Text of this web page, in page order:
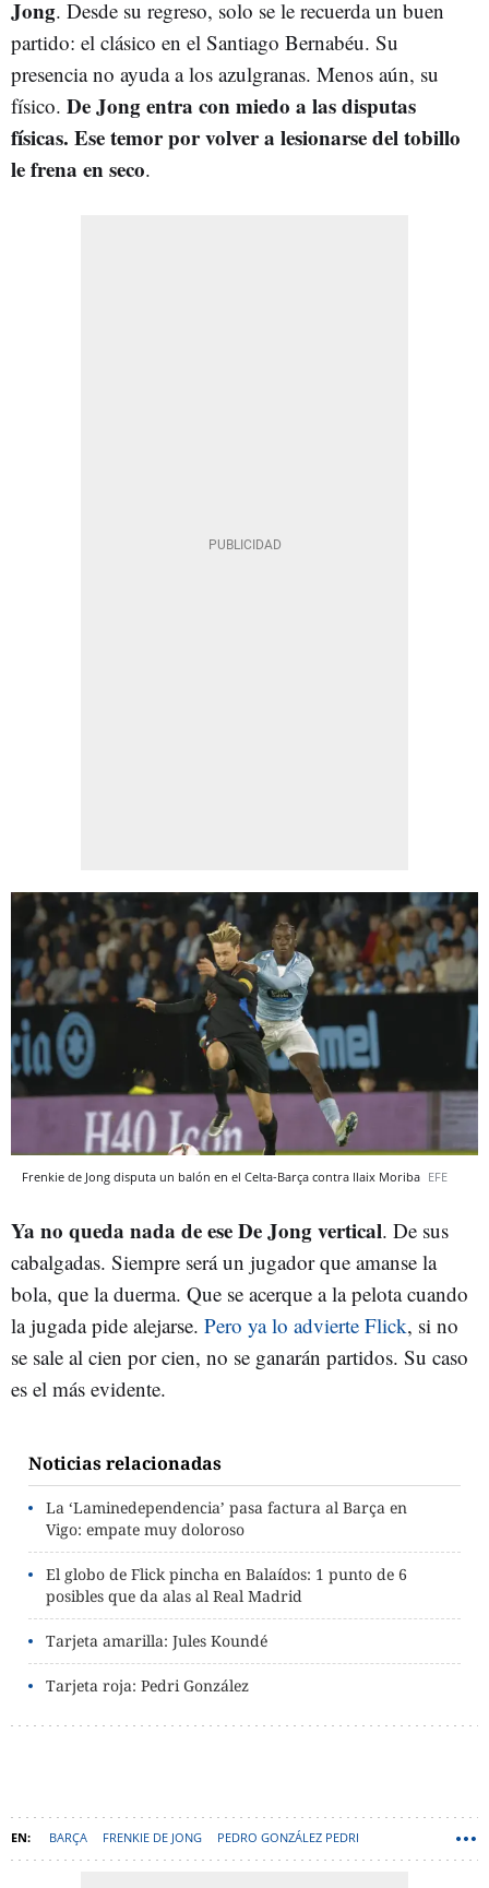
Jong. Desde su regreso, solo se le recuerda un buen
partido: el clásico en el Santiago Bernabéu. Su
presencia no ayuda a los azulgranas. Menos aún, su
físico. De Jong entra con miedo a las disputas
físicas. Ese temor por volver a lesionarse del tobillo
le frena en seco.
Frenkie de Jong disputa un balón en el Celta-Barça contra Ilaix Moriba EFE
Ya no queda nada de ese De Jong vertical. De sus
cabalgadas. Siempre será un jugador que amanse la
bola, que la duerma. Que se acerque a la pelota cuando
la jugada pide alejarse. Pero ya lo advierte Flick, si no
se sale al cien por cien, no se ganarán partidos. Su caso
es el más evidente.
Noticias relacionadas
La ‘Laminedependencia’ pasa factura al Barça en
Vigo: empate muy doloroso
El globo de Flick pincha en Balaídos: 1 punto de 6
posibles que da alas al Real Madrid
Tarjeta amarilla: Jules Koundé
Tarjeta roja: Pedri González
BARÇA FRENKIE DE JONG PEDRO GONZÁLEZ PEDRI